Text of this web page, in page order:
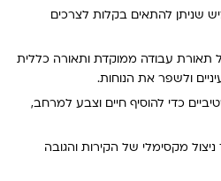
שניתן להתאים בקלות לצרכים
תאורת עבודה ממוקדת ותאורה כללית
ולשפר את הנוחות.
כדי להוסיף חיים וצבע למרחב,
ניצול מקסימלי של הקירות והגובה